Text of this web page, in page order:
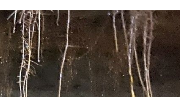
Comunicación e Imagen
Economía y Negocios
Gobierno
Odontología
Educación
Estudios Internacionales
de
Bachillerato